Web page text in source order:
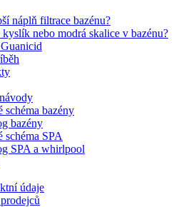
náplň filtrace bazénu?
nebo modrá skalice v bazénu?
schéma bazény
bazény
schéma SPA
SPA a whirlpool
údaje